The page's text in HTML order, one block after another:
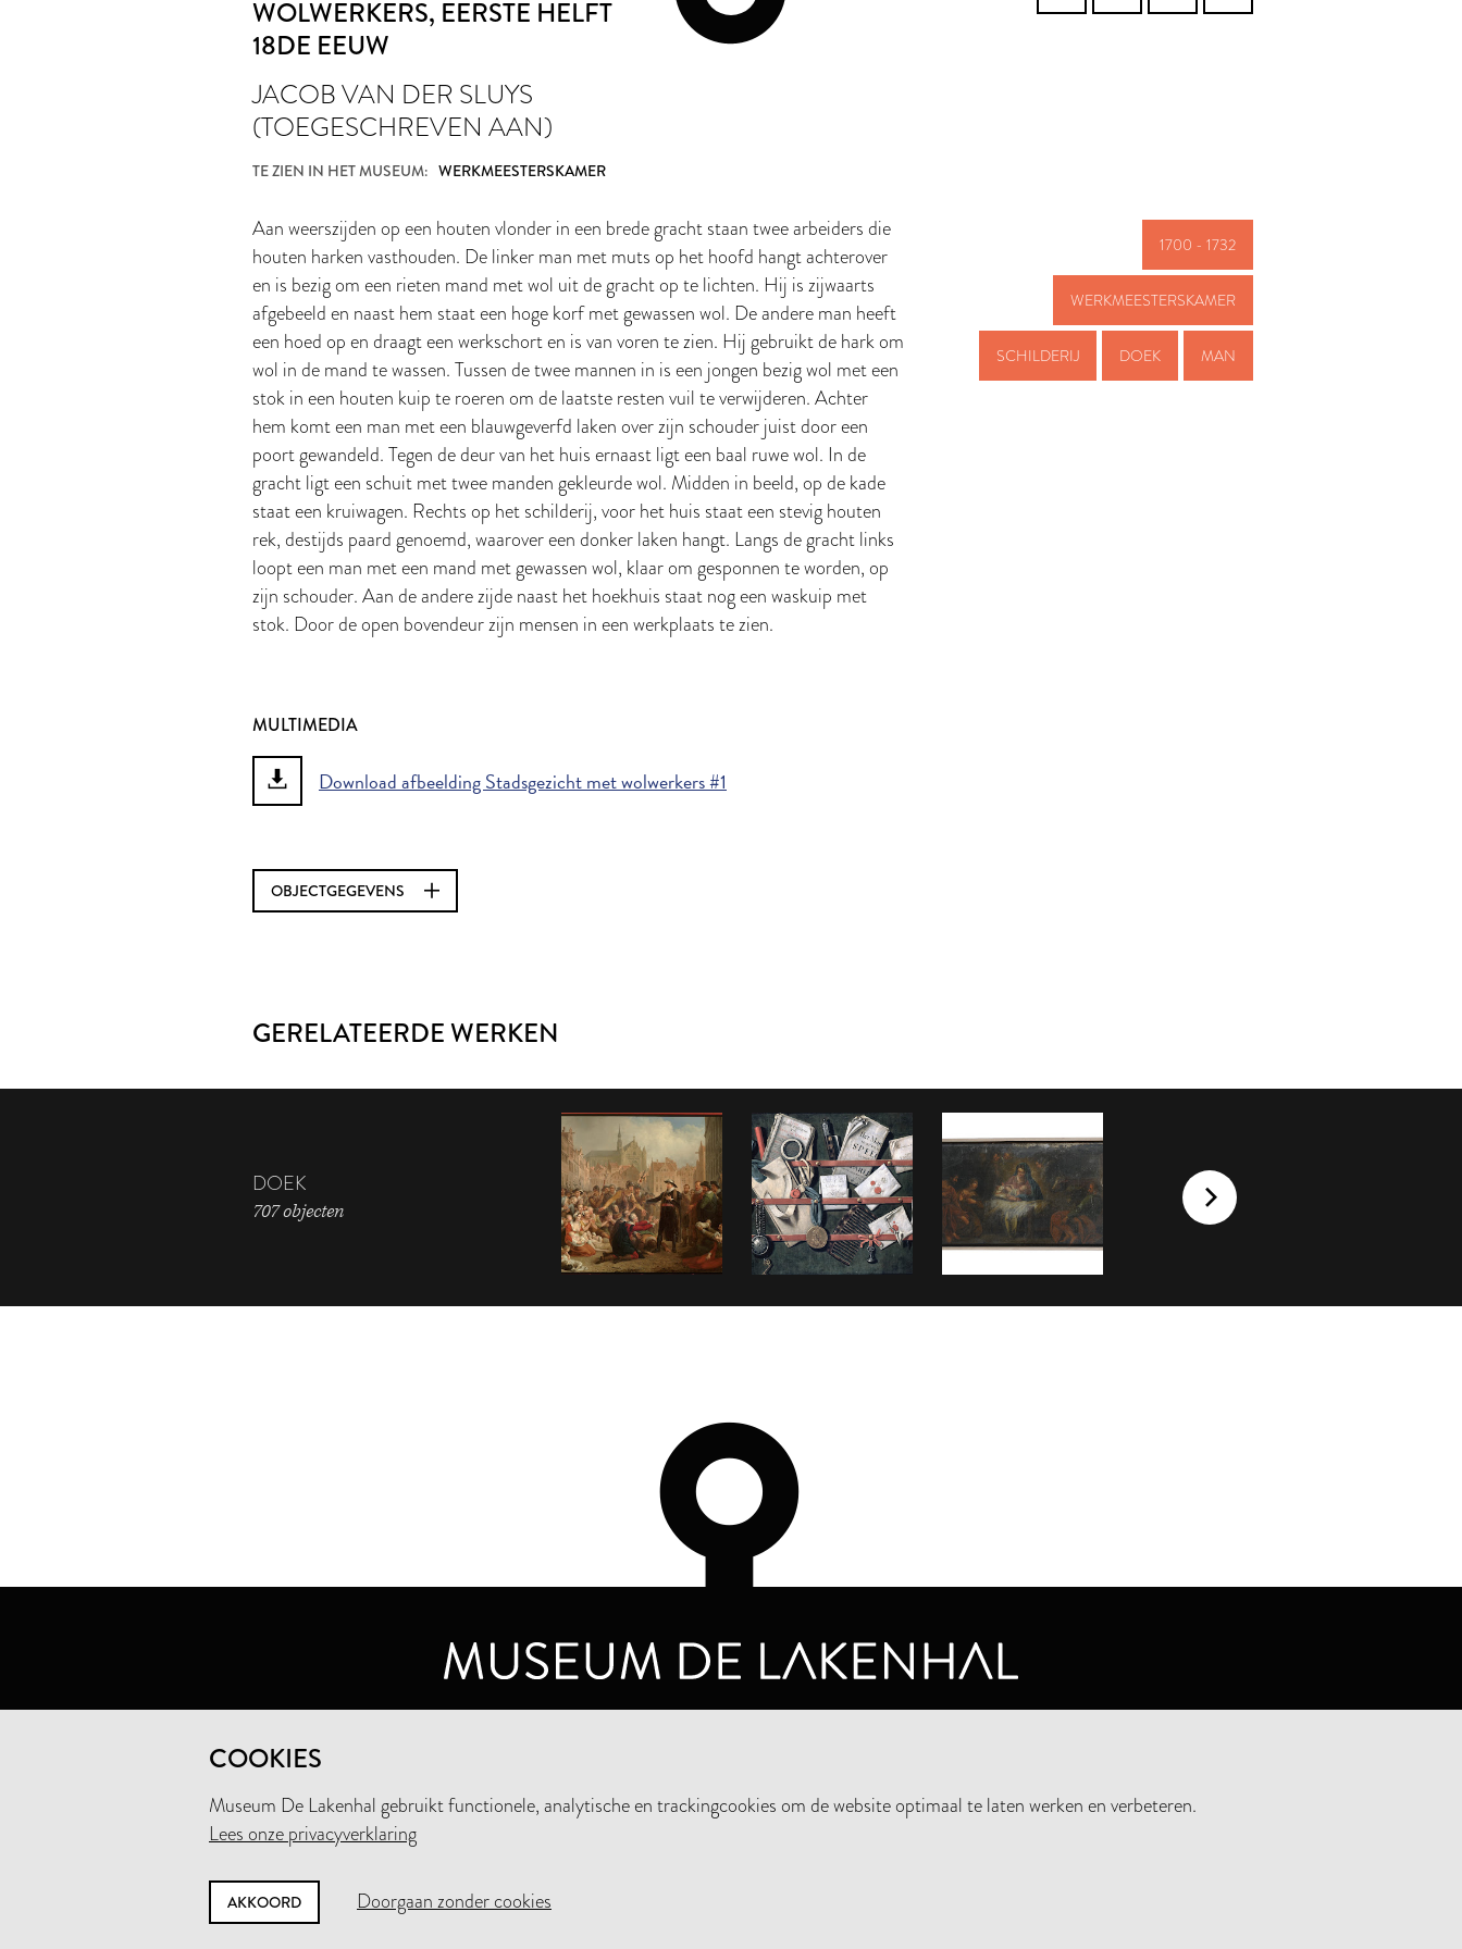
WOLWERKERS, EERSTE HELFT
18DE EEUW
JACOB VAN DER SLUYS
(TOEGESCHREVEN AAN)
TE ZIEN IN HET MUSEUM: WERKMEESTERSKAMER
Aan weerszijden op een houten vlonder in een brede gracht staan twee arbeiders die
houten harken vasthouden. De linker man met muts op het hoofd hangt achterover
en is bezig om een rieten mand met wol uit de gracht op te lichten. Hij is zijwaarts
afgebeeld en naast hem staat een hoge korf met gewassen wol. De andere man heeft
een hoed op en draagt een werkschort en is van voren te zien. Hij gebruikt de hark om
wol in de mand te wassen. Tussen de twee mannen in is een jongen bezig wol met een
stok in een houten kuip te roeren om de laatste resten vuil te verwijderen. Achter
hem komt een man met een blauwgeverfd laken over zijn schouder juist door een
poort gewandeld. Tegen de deur van het huis ernaast ligt een baal ruwe wol. In de
gracht ligt een schuit met twee manden gekleurde wol. Midden in beeld, op de kade
staat een kruiwagen. Rechts op het schilderij, voor het huis staat een stevig houten
rek, destijds paard genoemd, waarover een donker laken hangt. Langs de gracht links
loopt een man met een mand met gewassen wol, klaar om gesponnen te worden, op
zijn schouder. Aan de andere zijde naast het hoekhuis staat nog een waskuip met
stok. Door de open bovendeur zijn mensen in een werkplaats te zien.
1700 - 1732
WERKMEESTERSKAMER
SCHILDERIJ DOEK MAN
MULTIMEDIA
Download afbeelding Stadsgezicht met wolwerkers #1
OBJECTGEGEVENS
GERELATEERDE WERKEN
DOEK
707 objecten
COOKIES
Museum De Lakenhal gebruikt functionele, analytische en trackingcookies om de website optimaal te laten werken en verbeteren.
Lees onze privacyverklaring
AKKOORD Doorgaan zonder cookies
MUSEUM DE LAKENHAL
OUDE SINGEL 32
+31 (0)71 5165360